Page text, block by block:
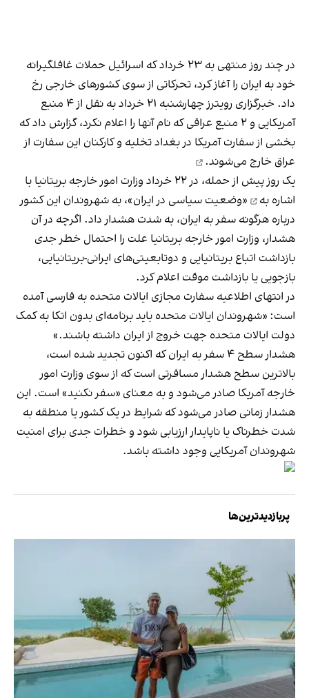
در چند روز منتهی به ۲۳ خرداد که اسرائیل حملات غافلگیرانه
خود به ایران را آغاز کرد، تحرکاتی از سوی کشورهای خارجی رخ
داد. خبرگزاری رویترز چهارشنبه ۲۱ خرداد به نقل از ۴ منبع
آمریکایی و ۲ منبع عراقی که نام آنها را اعلام نکرد،‌ گزارش داد که
بخشی از سفارت آمریکا در بغداد تخلیه و کارکنان این سفارت از
عراق خارج می‌شوند.
یک روز پیش از حمله، در ۲۲ خرداد وزارت امور خارجه بریتانیا
با
اشاره به
«وضعیت سیاسی در ایران»، به شهروندان این کشور
درباره هرگونه سفر به ایران، به شدت هشدار داد. اگرچه در آن
هشدار، وزارت امور خارجه بریتانیا علت را احتمال خطر جدی
بازداشت اتباع بریتانیایی و دوتابعیتی‌های ایرانی-بریتانیایی،
بازجویی یا بازداشت موقت اعلام کرد.
در انتهای اطلاعیه سفارت مجازی ایالات متحده به فارسی آمده
است: «شهروندان ایالات متحده باید برنامه‌ای بدون اتکا به کمک
دولت ایالات متحده جهت خروج از ایران داشته باشند.»
هشدار سطح ۴ سفر به ایران که اکنون تجدید شده است،
بالاترین سطح هشدار مسافرتی است که از سوی وزارت امور
خارجه آمریکا صادر می‌شود و به معنای «سفر نکنید» است. این
هشدار زمانی صادر می‌شود که شرایط در یک کشور یا منطقه به
شدت خطرناک یا ناپایدار ارزیابی شود و خطرات جدی برای امنیت
شهروندان آمریکایی وجود داشته باشد.
پربازدیدترین‌ها